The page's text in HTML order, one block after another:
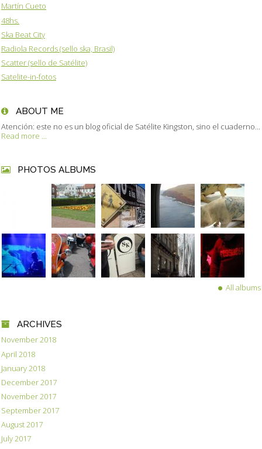
Martín Cueto
48hs.
Ska Beat City
Radiola Records (sello ska, Brasil)
Scatter (sello de Satélite)
Satelite-in-fotos
ABOUT ME
Atención: este no es un blog oficial de Satélite Kingston, sino el cuaderno...
Read more ...
PHOTOS ALBUMS
All albums
ARCHIVES
November 2018
April 2018
January 2018
December 2017
November 2017
September 2017
August 2017
July 2017